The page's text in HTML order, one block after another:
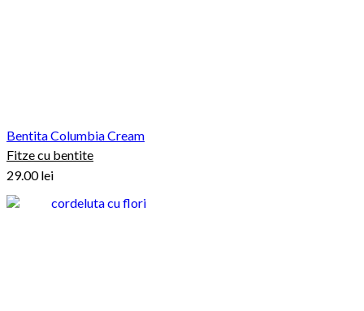
Bentita Columbia Cream
Fitze cu bentite
29.00lei